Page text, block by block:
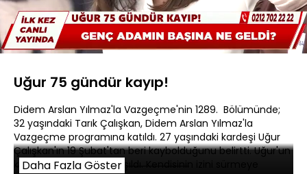
Sesi
Aç
Yüklendi
10.10%
Oynatma
Hızı
Uğur 75 gündür kayıp!
Didem Arslan Yılmaz'la Vazgeçme'nin 1289. Bölümünde;
32 yaşındaki Tarık Çalışkan, Didem Arslan Yılmaz'la
Vazgeçme programına katıldı. 27 yaşındaki kardeşi Uğur
Çalışkan'ın 19 Şubat'tan beri kaybolduğunu belirtti. Uğur'un
kıyafetlerine dağda ulaşıldı. Kendisinin izini sürmeye
Daha Fazla Göster